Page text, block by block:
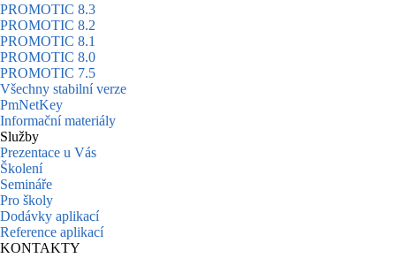
PROMOTIC 8.3
PROMOTIC 8.2
PROMOTIC 8.1
PROMOTIC 8.0
PROMOTIC 7.5
Všechny stabilní verze
PmNetKey
Informační materiály
Služby
Prezentace u Vás
Školení
Semináře
Pro školy
Dodávky aplikací
Reference aplikací
KONTAKTY